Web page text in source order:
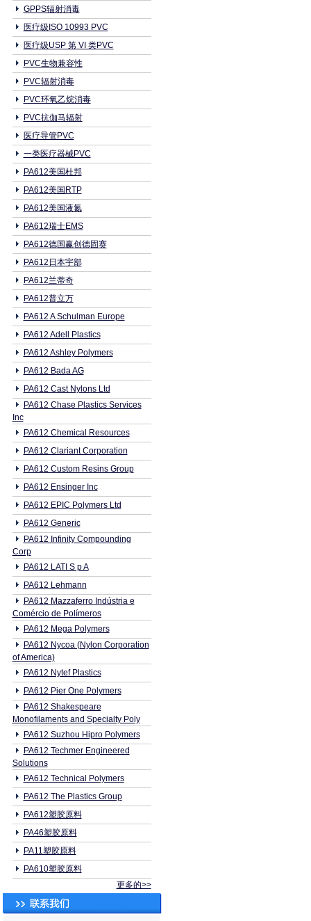
GPPS辐射消毒
医疗级ISO 10993 PVC
医疗级USP 第 VI 类PVC
PVC生物兼容性
PVC辐射消毒
PVC环氧乙烷消毒
PVC抗伽马辐射
医疗导管PVC
一类医疗器械PVC
PA612美国杜邦
PA612美国RTP
PA612美国液氮
PA612瑞士EMS
PA612德国赢创德固赛
PA612日本宇部
PA612兰蒂奇
PA612普立万
PA612 A Schulman Europe
PA612 Adell Plastics
PA612 Ashley Polymers
PA612 Bada AG
PA612 Cast Nylons Ltd
PA612 Chase Plastics Services
Inc
PA612 Chemical Resources
PA612 Clariant Corporation
PA612 Custom Resins Group
PA612 Ensinger Inc
PA612 EPIC Polymers Ltd
PA612 Generic
PA612 Infinity Compounding
Corp
PA612 LATI S p A
PA612 Lehmann
PA612 Mazzaferro Indústria e
Comércio de Polímeros
PA612 Mega Polymers
PA612 Nycoa (Nylon Corporation
of America)
PA612 Nytef Plastics
PA612 Pier One Polymers
PA612 Shakespeare
Monofilaments and Specialty Poly
PA612 Suzhou Hipro Polymers
PA612 Techmer Engineered
Solutions
PA612 Technical Polymers
PA612 The Plastics Group
PA612塑胶原料
PA46塑胶原料
PA11塑胶原料
PA610塑胶原料
更多的>>